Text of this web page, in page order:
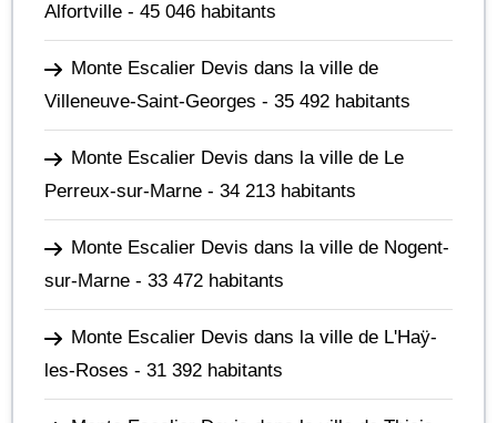
Alfortville - 45 046 habitants
Monte Escalier Devis dans la ville de
Villeneuve-Saint-Georges - 35 492 habitants
Monte Escalier Devis dans la ville de Le
Perreux-sur-Marne - 34 213 habitants
Monte Escalier Devis dans la ville de Nogent-
sur-Marne - 33 472 habitants
Monte Escalier Devis dans la ville de L'Haÿ-
les-Roses - 31 392 habitants